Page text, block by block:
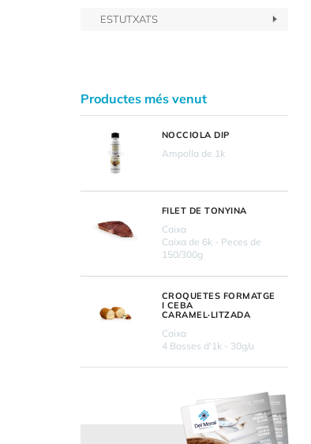
ESTUTXATS
Productes més venut
NOCCIOLA DIP
Ampolla de 1k
FILET DE TONYINA
Caixa
Caixa de 6k - Peces de
150/300g
CROQUETES FORMATGE
I CEBA
CARAMEL·LITZADA
Caixa
4 Bosses d'1k - 30g/u